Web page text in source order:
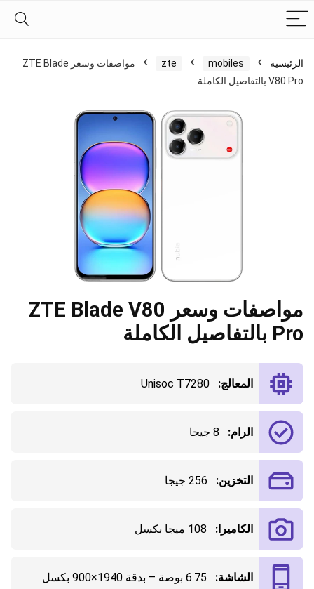
الرئيسية mobiles
zte
مواصفات وسعر ZTE Blade
V80 Pro بالتفاصيل الكاملة
مواصفات وسعر ZTE Blade V80
Pro بالتفاصيل الكاملة
المعالج: Unisoc T7280
الرام: 8 جيجا
التخزين: 256 جيجا
الكاميرا: 108 ميجا بكسل
الشاشة: 6.75 بوصة – بدقة 1940×900 بكسل